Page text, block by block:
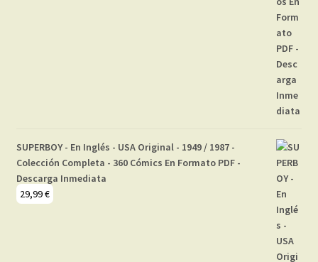
SUPERBOY - En Inglés - USA Original - 1949 / 1987 -
Colección Completa - 360 Cómics En Formato PDF -
Descarga Inmediata
29,99€